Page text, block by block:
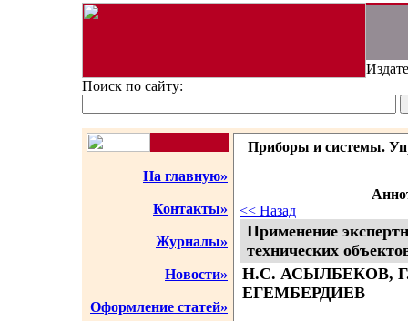
Поиск по сайту:
На главную»
Контакты»
Журналы»
Новости»
Оформление статей»
Приборы и системы.
<< Назад
Применение
технических
Н.С. АСЫЛБЕКОВ,
ЕГЕМБЕРДИЕВ